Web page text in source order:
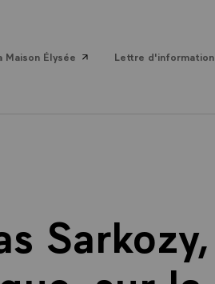
Maison Élysée Lettre d'information
Sarkozy,